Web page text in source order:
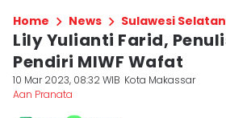
Home News Sulawesi Selatan
Lily Yulianti Farid,
Pendiri MIWF Wafat
10 Mar 2023, 08:32 WIB Kota Makassar
Aan Pranata